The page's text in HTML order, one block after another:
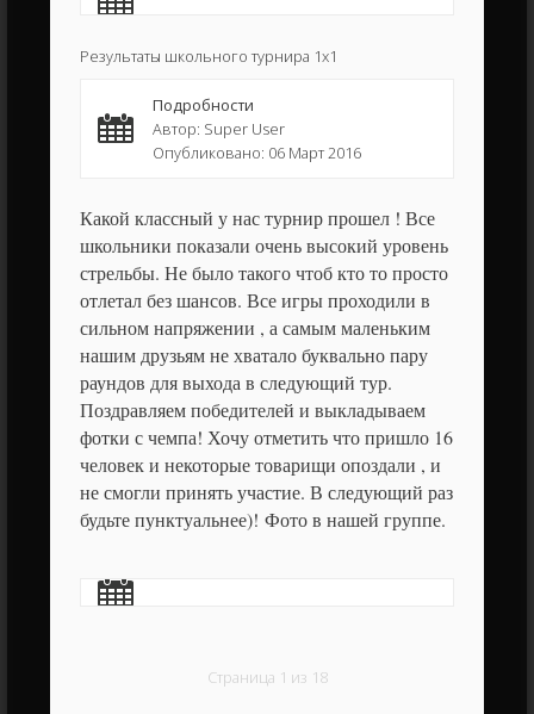
Результаты школьного турнира 1х1
Подробности
Автор: Super User
Опубликовано: 06 Март 2016
Какой классный у нас турнир прошел ! Все
школьники показали очень высокий уровень
стрельбы. Не было такого чтоб кто то просто
отлетал без шансов. Все игры проходили в
сильном напряжении , а самым маленьким
нашим друзьям не хватало буквально пару
раундов для выхода в следующий тур.
Поздравляем победителей и выкладываем
фотки с чемпа! Хочу отметить что пришло 16
человек и некоторые товарищи опоздали , и
не смогли принять участие. В следующий раз
будьте пунктуальнее)!Фото в нашей группе.
Страница 1 из 18